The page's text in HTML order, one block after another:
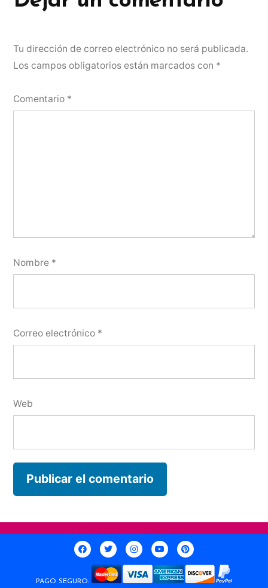
Tu dirección de correo electrónico no será publicada.
Los campos obligatorios están marcados con *
Comentario *
Nombre *
Correo electrónico *
Web
PAGO SEGURO: